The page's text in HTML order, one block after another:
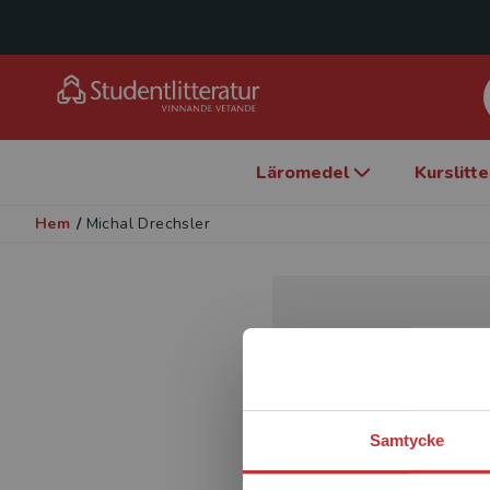
Samtycke
Läromedel
Hem / Michal Drechsler